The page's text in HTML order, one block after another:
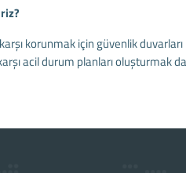
karşı korunmak için güvenlik
acil durum planları oluşturmak